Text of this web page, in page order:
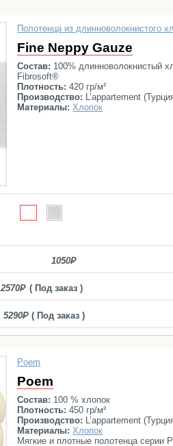
Полотенца из длинноволокнистого
Fine Neppy Gauze
Состав: 100% длинноволокнистый
Fibrosoft®
Плотность: 420 гр/м²
Производство: L’appartement
Материалы: Хлопок
1050
2570 ( Под заказ )
5290 ( Под заказ )
Poem
Poem
Состав: 100 % хлопок
Плотность: 450 гр/м²
Производство: L’appartement
Материалы: Хлопок
Мягкие и плотные полотенца серии